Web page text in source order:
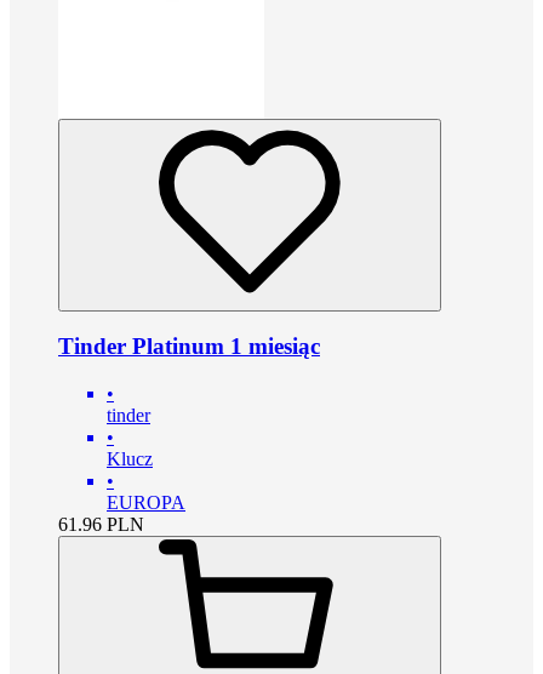
Tinder Platinum 1 miesiąc
•
tinder
•
Klucz
•
EUROPA
61.96 PLN